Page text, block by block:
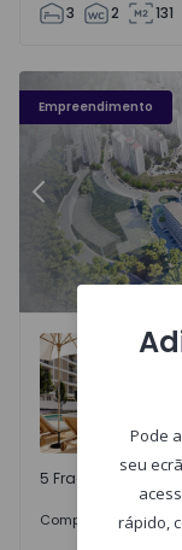
3 2 131
Empreendimento
Élou - 10
Anterior
Santo António
5 Frações
Comprar desde
Pode
seu
rápido,